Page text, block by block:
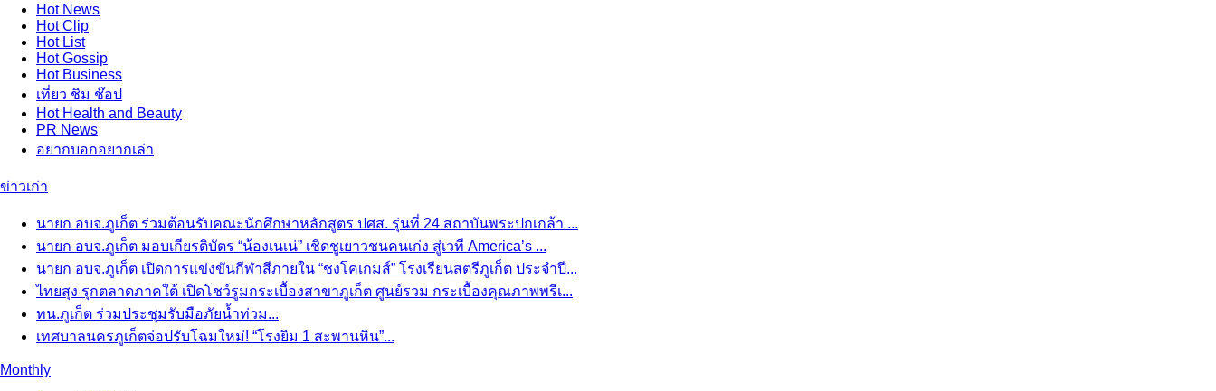
HotNews
HotClip
HotList
HotGossip
HotBusiness
เที่ยว ชิม ช๊อป
HotHealth and Beauty
PR News
อยากบอกอยากเล่า
ข่าวเก่า
นายก อบจ.ภูเก็ต ร่วมต้อนรับคณะนักศึกษาหลักสูตร ปศส. รุ่นที่ 24 สถาบันพระปกเกล้า ...
นายก อบจ.ภูเก็ต มอบเกียรติบัตร “น้องเนเน่” เชิดชูเยาวชนคนเก่ง สู่เวที America’s ...
นายก อบจ.ภูเก็ต เปิดการแข่งขันกีฬาสีภายใน “ชงโคเกมส์” โรงเรียนสตรีภูเก็ต ประจำปี...
ไทยสุง รุกตลาดภาคใต้ เปิดโชว์รูมกระเบื้องสาขาภูเก็ต ศูนย์รวม กระเบื้องคุณภาพพรีเ...
ทน.ภูเก็ต ร่วมประชุมรับมือภัยน้ำท่วม...
เทศบาลนครภูเก็ตจ่อปรับโฉมใหม่! “โรงยิม 1 สะพานหิน”...
Monthly